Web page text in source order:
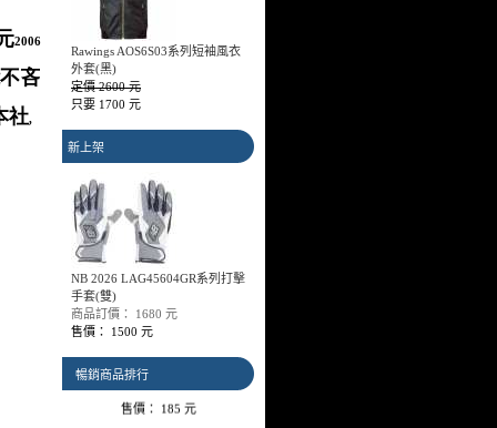
2006
吝
社,
Rawings AOS6S03系列短袖風衣
外套(黑)
定價 2600 元
只要 1700 元
新上架
NB 2026 LAG45604GR系列打擊
手套(雙)
商品訂價： 1680 元
售價： 1500 元
暢銷商品排行
MIZUNO 12TX8U00系列棒球色
售價： 185 元